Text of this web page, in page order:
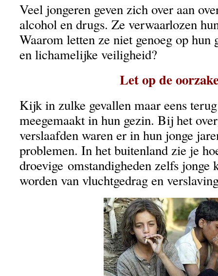
Veel jongeren geven zich over aan
alcohol en drugs. Ze verwaarlozen
Waarom letten ze niet genoeg op hun
en lichamelijke veiligheid?
Let op de
Kijk in zulke gevallen maar eens
meegemaakt in hun gezin. Bij het
verslaafden waren er in hun jonge
problemen. In het buitenland zie je
droevige omstandigheden zelfs jonge
worden van vluchtgedrag en